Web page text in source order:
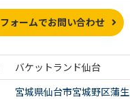
フォームでお問い合わせ
バケットランド仙台
宮城県仙台市宮城野区蒲